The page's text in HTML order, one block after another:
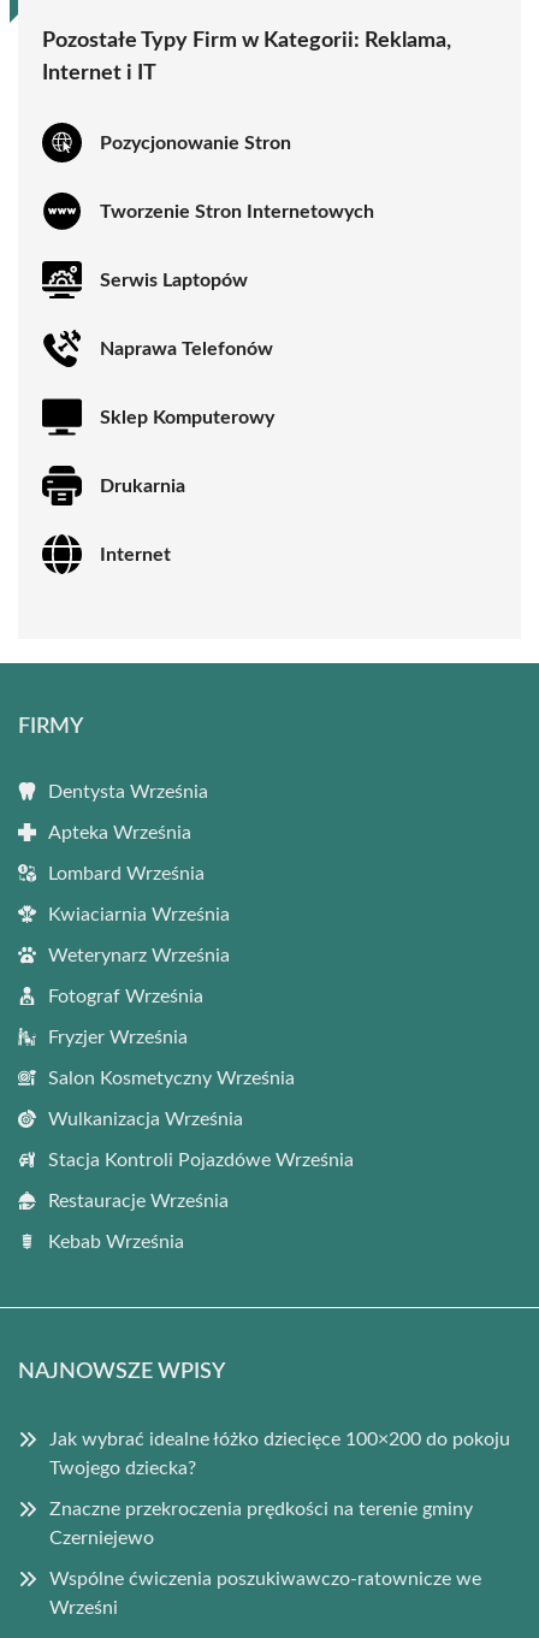
Pozostałe Typy Firm w Kategorii: Reklama,
Internet i IT
Pozycjonowanie Stron
Tworzenie Stron Internetowych
Serwis Laptopów
Naprawa Telefonów
Sklep Komputerowy
Drukarnia
Internet
FIRMY
Dentysta Września
Apteka Września
Lombard Września
Kwiaciarnia Września
Weterynarz Września
Fotograf Września
Fryzjer Września
Salon Kosmetyczny Września
Wulkanizacja Września
Stacja Kontroli Pojazdówe Września
Restauracje Września
Kebab Września
NAJNOWSZE WPISY
Jak wybrać idealne łóżko dziecięce 100×200 do pokoju
Twojego dziecka?
Znaczne przekroczenia prędkości na terenie gminy
Czerniejewo
Wspólne ćwiczenia poszukiwawczo-ratownicze we
Wrześni